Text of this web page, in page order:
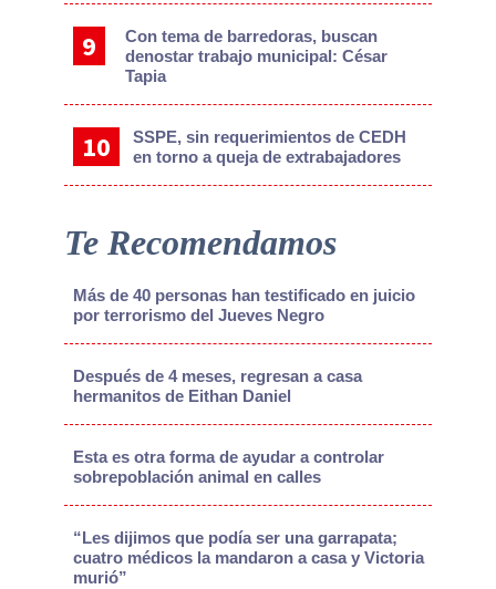
Con tema de barredoras, buscan
denostar trabajo municipal: César
Tapia
SSPE, sin requerimientos de CEDH
en torno a queja de extrabajadores
Te Recomendamos
Más de 40 personas han testificado en juicio
por terrorismo del Jueves Negro
Después de 4 meses, regresan a casa
hermanitos de Eithan Daniel
Esta es otra forma de ayudar a controlar
sobrepoblación animal en calles
“Les dijimos que podía ser una garrapata;
cuatro médicos la mandaron a casa y Victoria
murió”